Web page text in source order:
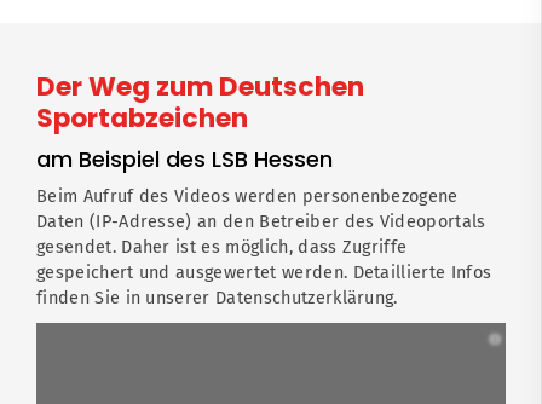
Der Weg zum Deutschen
Sportabzeichen
am Beispiel des LSB Hessen
Beim Aufruf des Videos werden personenbezogene
Daten (IP-Adresse) an den Betreiber des Videoportals
gesendet. Daher ist es möglich, dass Zugriffe
gespeichert und ausgewertet werden. Detaillierte Infos
finden Sie in unserer Datenschutzerklärung.